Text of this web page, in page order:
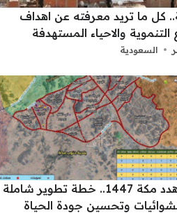
كل ما تريد معرفته عن اهداف
والاحياء المستهدفة
السعودية
خريطة هدد مكة 1447.. خطة تطوير شاملة
وتحسين جودة الحياة